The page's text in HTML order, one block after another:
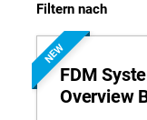
Filtern nach
NEW
FDM